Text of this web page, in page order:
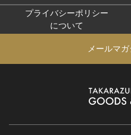
プライバシーポリシー
について
メールマ